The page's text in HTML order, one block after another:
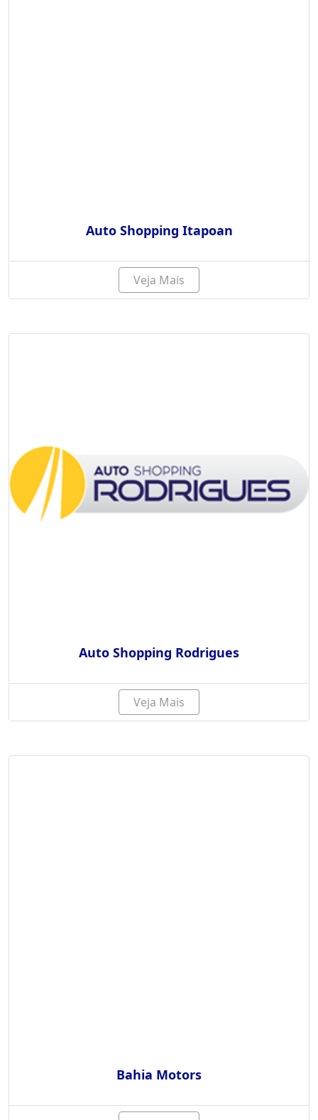
Auto Shopping Itapoan
Veja Mais
Auto Shopping Rodrigues
Veja Mais
Bahia Motors